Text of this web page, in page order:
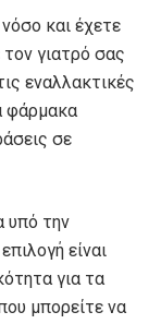
και έχετε
γιατρό σας
εναλλακτικές
φάρμακα
σε
υπό την
είναι
για τα
μπορείτε να